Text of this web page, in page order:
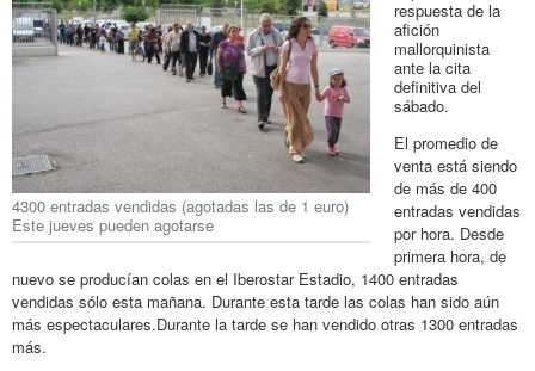
4300 entradas vendidas (agotadas las de 1 euro)
Este jueves pueden agotarse
respuesta de la
afición
mallorquinista
ante la cita
definitiva del
sábado.
El promedio de
venta está siendo
de más de 400
entradas vendidas
por hora. Desde
primera hora, de
nuevo se producían colas en el Iberostar Estadio, 1400 entradas
vendidas sólo esta mañana. Durante esta tarde las colas han sido aún
más espectaculares.Durante la tarde se han vendido otras 1300 entradas
más.